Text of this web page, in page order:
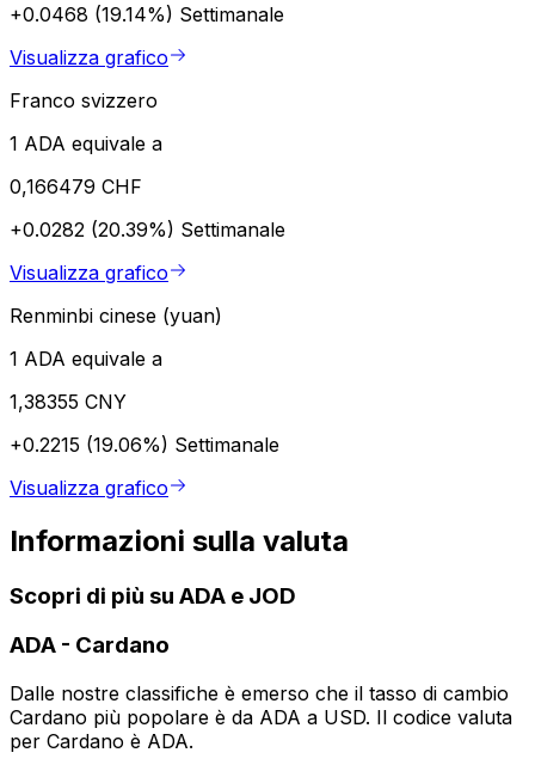
+0.0468 (19.14%) Settimanale
Visualizza grafico
Franco svizzero
1 ADA equivale a
0,166479 CHF
+0.0282 (20.39%) Settimanale
Visualizza grafico
Renminbi cinese (yuan)
1 ADA equivale a
1,38355 CNY
+0.2215 (19.06%) Settimanale
Visualizza grafico
Informazioni sulla valuta
Scopri di più su ADA e JOD
ADA - Cardano
Dalle nostre classifiche è emerso che il tasso di cambio
Cardano più popolare è da ADA a USD. Il codice valuta
per Cardano è ADA.